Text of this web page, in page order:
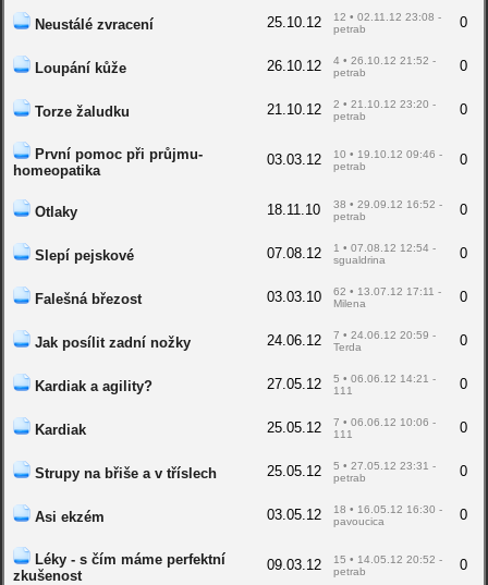
Neustálé zvracení 25.10.12
12 • 02.11.12 23:08 -
petrab
0
Loupání kůže 26.10.12
4 • 26.10.12 21:52 -
petrab
0
Torze žaludku 21.10.12
2 • 21.10.12 23:20 -
petrab
0
První pomoc při průjmu-
homeopatika
03.03.12
10 • 19.10.12 09:46 -
petrab
0
Otlaky 18.11.10
38 • 29.09.12 16:52 -
petrab
0
Slepí pejskové 07.08.12
1 • 07.08.12 12:54 -
sgualdrina
0
Falešná březost 03.03.10
62 • 13.07.12 17:11 -
Milena
0
Jak posílit zadní nožky 24.06.12
7 • 24.06.12 20:59 -
Terda
0
Kardiak a agility? 27.05.12
5 • 06.06.12 14:21 -
111
0
Kardiak 25.05.12
7 • 06.06.12 10:06 -
111
0
Strupy na břiše a v tříslech 25.05.12
5 • 27.05.12 23:31 -
petrab
0
Asi ekzém 03.05.12
18 • 16.05.12 16:30 -
pavoucica
0
Léky - s čím máme perfektní
zkušenost
09.03.12
15 • 14.05.12 20:52 -
petrab
0